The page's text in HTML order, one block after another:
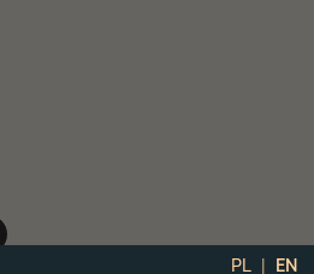
PL | EN